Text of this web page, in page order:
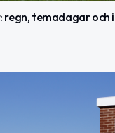
regn, temadagar